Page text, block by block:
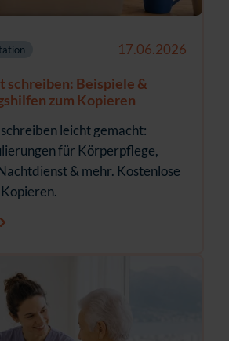
17.06.2026
schreiben: Beispiele &
zum Kopieren
leicht gemacht:
für Körperpflege,
& mehr. Kostenlose